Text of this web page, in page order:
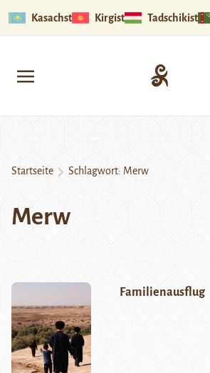
Kasachstan Kirgistan Tadschikistan
Startseite Schlagwort: Merw
Merw
Familienausflug